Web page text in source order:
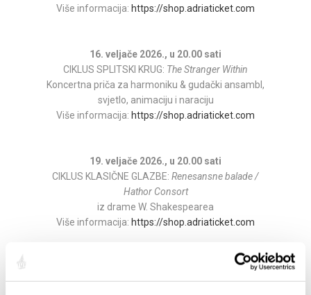
Više informacija: https://shop.adriaticket.com
16. veljače 2026., u 20.00 sati
CIKLUS SPLITSKI KRUG: The Stranger Within
Koncertna priča za harmoniku & gudački ansambl,
svjetlo, animaciju i naraciju
Više informacija: https://shop.adriaticket.com
19. veljače 2026., u 20.00 sati
CIKLUS KLASIČNE GLAZBE: Renesansne balade /
Hathor Consort
iz drame W. Shakespearea
Više informacija: https://shop.adriaticket.com
CIKLUS KLASIČNE GLAZBE:Marija Pavlović, klarinet